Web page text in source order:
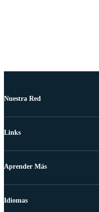
Nuestra Red
Links
Aprender Más
Idiomas